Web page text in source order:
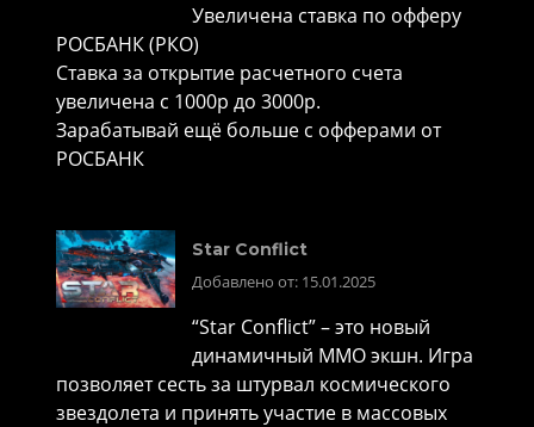
Увеличена ставка по офферу
РОСБАНК (РКО)
Ставка за открытие расчетного счета
увеличена с 1000р до 3000р.
Зарабатывай ещё больше с офферами от
РОСБАНК
Star Conflict
Добавлено от: 15.01.2025
“Star Conflict” – это новый
динамичный MMO экшн. Игра
позволяет сесть за штурвал космического
звездолета и принять участие в массовых